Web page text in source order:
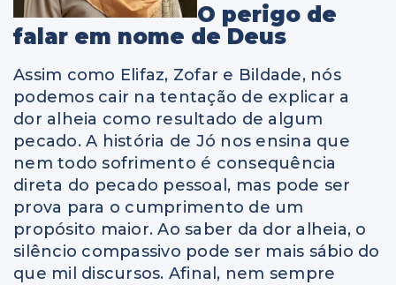
O perigo de
falar em nome de Deus
Assim como Elifaz, Zofar e Bildade, nós
podemos cair na tentação de explicar a
dor alheia como resultado de algum
pecado. A história de Jó nos ensina que
nem todo sofrimento é consequência
direta do pecado pessoal, mas pode ser
prova para o cumprimento de um
propósito maior. Ao saber da dor alheia, o
silêncio compassivo pode ser mais sábio do
que mil discursos. Afinal, nem sempre